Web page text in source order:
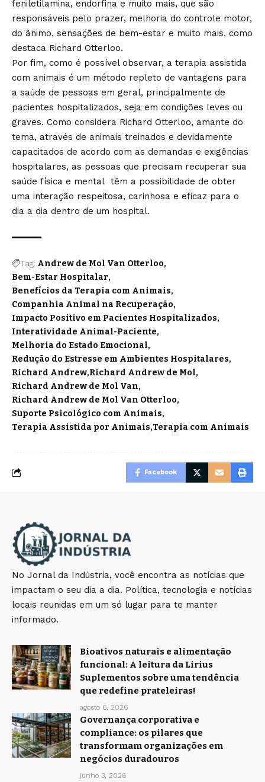
feniletilamina, endorfina e muito mais, que são
responsáveis pelo prazer, melhoria do controle motor,
do ânimo, sensações de bem-estar e muito mais, como
destaca Richard Otterloo.
Por fim, como é possível observar, a terapia assistida
com animais é um método repleto de vantagens para
a saúde de pessoas em geral, principalmente de
pacientes hospitalizados, seja em condições leves ou
graves. Como considera Richard Otterloo, amante do
tema, através de animais treinados e devidamente
capacitados de acordo com as demandas e exigências
hospitalares, as pessoas que precisam recuperar sua
saúde física e mental têm a possibilidade de obter
uma interação respeitosa, carinhosa e eficaz para o
dia a dia dentro de um hospital.
Tag: Andrew de Mol Van Otterloo
Bem-Estar Hospitalar
Benefícios da Terapia com Animais
Companhia Animal na Recuperação
Impacto Positivo em Pacientes Hospitalizados
Interatividade Animal-Paciente
Melhoria do Estado Emocional
Redução do Estresse em Ambientes Hospitalares
Richard Andrew Richard Andrew de Mol
Richard Andrew de Mol Van
Richard Andrew de Mol Van Otterloo
Suporte Psicológico com Animais
Terapia Assistida por Animais Terapia com Animais
Facebook
No Jornal da Indústria, você encontra as notícias que
impactam o seu dia a dia. Política, tecnologia e notícias
locais reunidas em um só lugar para te manter
informado.
Bioativos naturais e alimentação
funcional: A leitura da Lirius
Suplementos sobre uma tendência
que redefine prateleiras!
agosto 6, 2026
Governança corporativa e
compliance: os pilares que
transformam organizações em
negócios duradouros
junho 3, 2026